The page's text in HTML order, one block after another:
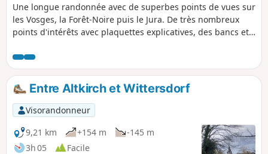
Une longue randonnée avec de superbes points de vues sur
les Vosges, la Forêt-Noire puis le Jura. De très nombreux
points d'intérêts avec plaquettes explicatives, des bancs et
Entre Altkirch et Wittersdorf
Visorandonneur
9,21 km
+154 m
-145 m
3h 05
Facile